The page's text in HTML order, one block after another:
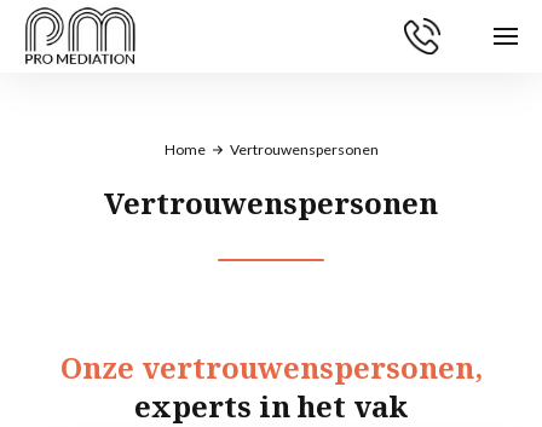
Home Vertrouwenspersonen
Vertrouwenspersonen
Onze vertrouwenspersonen,
experts in het vak